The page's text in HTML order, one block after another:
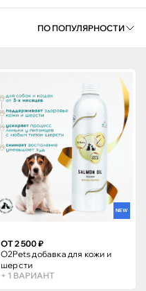
ПО ПОПУЛЯРНОСТИ
NEW
ОТ 2 500 ₽
O2Pets добавка для кожи и
шерсти
+ 1 ВАРИАНТ